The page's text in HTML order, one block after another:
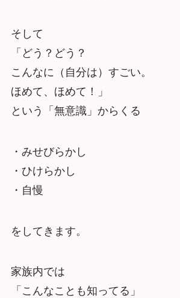
そして
「どう？どう？
こんなに（自分は）すごい。
ほめて、ほめて！」
という「無意識」からくる
・みせびらかし
・ひけらかし
・自慢
をしてきます。
家族内では
「こんなことも知ってる」